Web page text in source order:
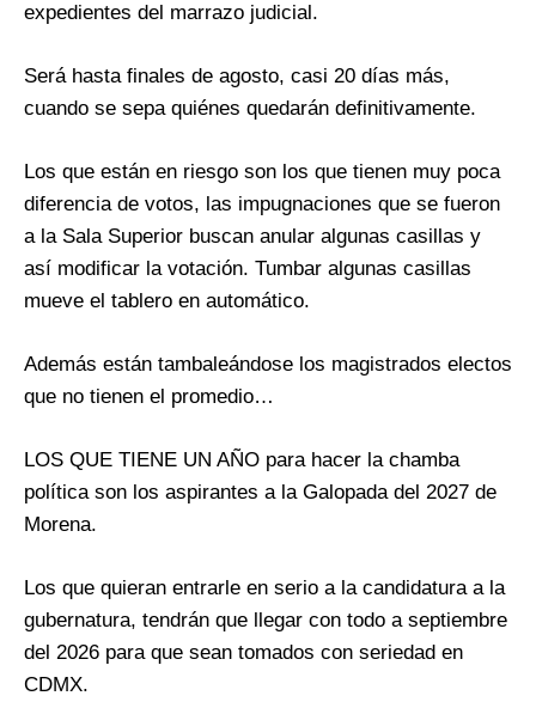
expedientes del marrazo judicial.
Será hasta finales de agosto, casi 20 días más,
cuando se sepa quiénes quedarán definitivamente.
Los que están en riesgo son los que tienen muy poca
diferencia de votos, las impugnaciones que se fueron
a la Sala Superior buscan anular algunas casillas y
así modificar la votación. Tumbar algunas casillas
mueve el tablero en automático.
Además están tambaleándose los magistrados electos
que no tienen el promedio…
LOS QUE TIENE UN AÑO para hacer la chamba
política son los aspirantes a la Galopada del 2027 de
Morena.
Los que quieran entrarle en serio a la candidatura a la
gubernatura, tendrán que llegar con todo a septiembre
del 2026 para que sean tomados con seriedad en
CDMX.